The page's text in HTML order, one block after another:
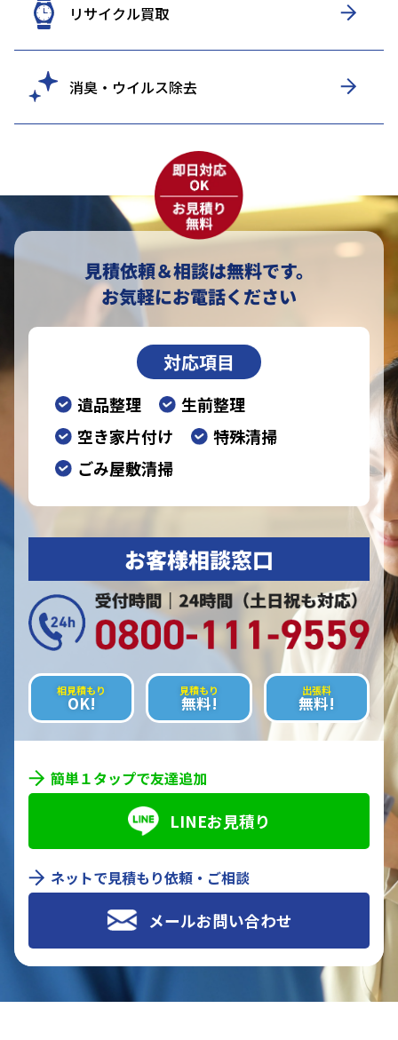
リサイクル買取
消臭・ウイルス除去
見積依頼＆相談は無料です。
お気軽にお電話ください
対応項目
遺品整理
生前整理
空き家片付け
特殊清掃
ごみ屋敷清掃
お客様相談窓口
相見積もり
OK!
見積もり
無料!
出張料
無料!
簡単１タップで友達追加
LINEお見積り
ネットで見積もり依頼・ご相談
メールお問い合わせ